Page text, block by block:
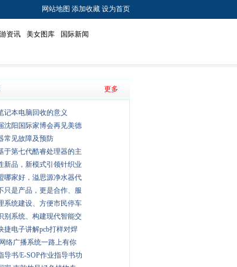
网站地图 添加收藏 设为首页
资讯 美女图库
国际新闻
更多
记本电脑回收的意义
沈阳国际家博会再见美德
常见故障及预防
于第七代酷睿处理器的主
新品，新模式引领针织业
哪家好，溢思源净水器代
只是产品，更是合作、服
系统建设、方便市民停车
别系统、构建现代智能交
捷电子讲解pcb打样对焊
络广播系统一路上有你
导书/E-SOP作业指导书功